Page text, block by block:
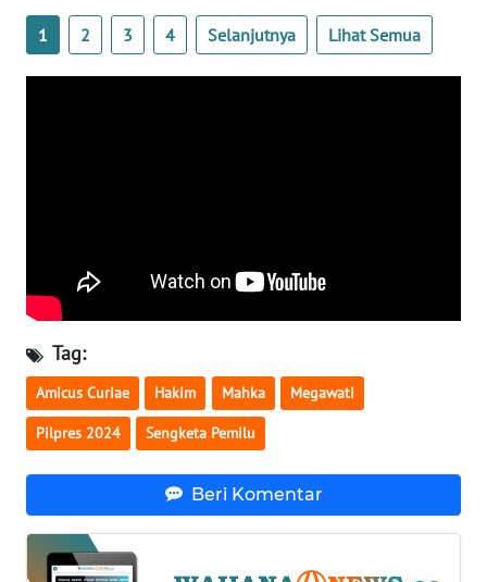
1 2 3 4 Selanjutnya Lihat Semua
Tag:
Amicus Curiae Hakim Mahka Megawati
Pilpres 2024 Sengketa Pemilu
Beri Komentar
NTT
BARAT
WN
RIAU
WN
SERAMBI
WN
JAMBI